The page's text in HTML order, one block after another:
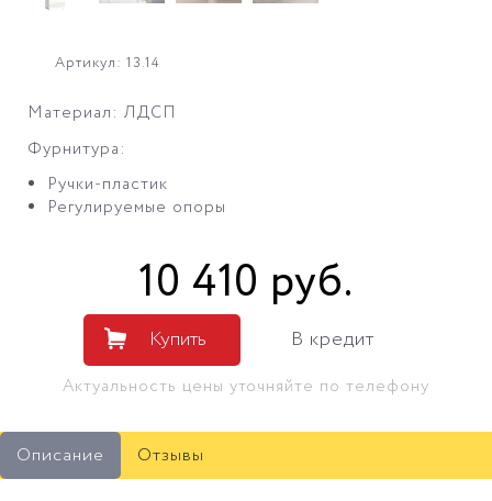
Артикул: 13.14
Материал: ЛДСП
Фурнитура:
Ручки-пластик
Регулируемые опоры
10 410 руб.
Купить В кредит
Актуальность цены уточняйте по телефону
Описание Отзывы